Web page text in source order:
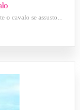
o cavalo se assusto...